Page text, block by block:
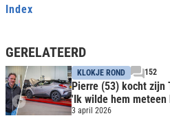
Index
GERELATEERD
KLOKJE ROND 152
Pierre (53) kocht zijn
'Ik wilde hem meteen
3 april 2026